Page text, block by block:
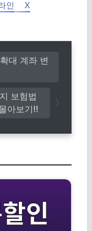
인
X
보험법
아보기!!
대 계좌 변